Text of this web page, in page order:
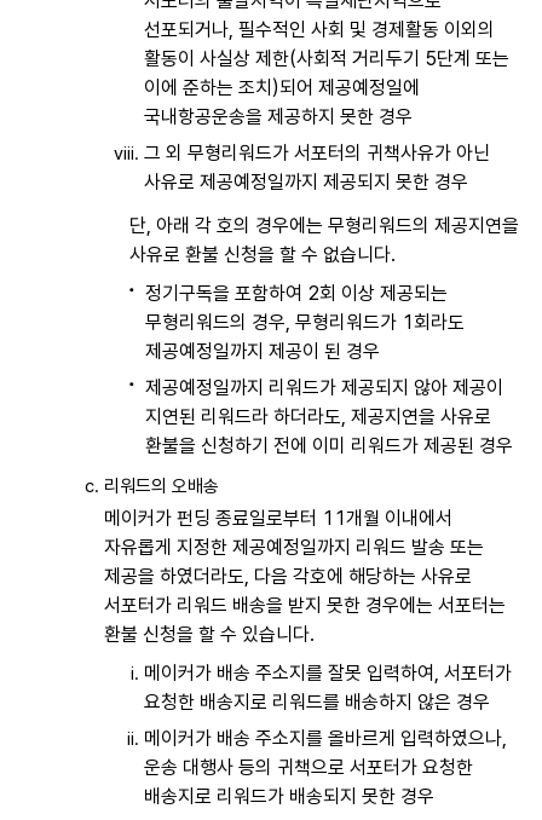
선포되거나, 필수적인 사회 및 경제활동 이외의
활동이 사실상 제한(사회적 거리두기 5단계 또는
이에 준하는 조치)되어 제공예정일에
국내항공운송을 제공하지 못한 경우
그 외 무형리워드가 서포터의 귀책사유가 아닌
사유로 제공예정일까지 제공되지 못한 경우
단, 아래 각 호의 경우에는 무형리워드의 제공지연을
사유로 환불 신청을 할 수 없습니다.
정기구독을 포함하여 2회 이상 제공되는
무형리워드의 경우, 무형리워드가 1회라도
제공예정일까지 제공이 된 경우
제공예정일까지 리워드가 제공되지 않아 제공이
지연된 리워드라 하더라도, 제공지연을 사유로
환불을 신청하기 전에 이미 리워드가 제공된 경우
리워드의 오배송
메이커가 펀딩 종료일로부터 11개월 이내에서
자유롭게 지정한 제공예정일까지 리워드 발송 또는
제공을 하였더라도, 다음 각호에 해당하는 사유로
서포터가 리워드 배송을 받지 못한 경우에는 서포터는
환불 신청을 할 수 있습니다.
메이커가 배송 주소지를 잘못 입력하여, 서포터가
요청한 배송지로 리워드를 배송하지 않은 경우
메이커가 배송 주소지를 올바르게 입력하였으나,
운송 대행사 등의 귀책으로 서포터가 요청한
배송지로 리워드가 배송되지 못한 경우